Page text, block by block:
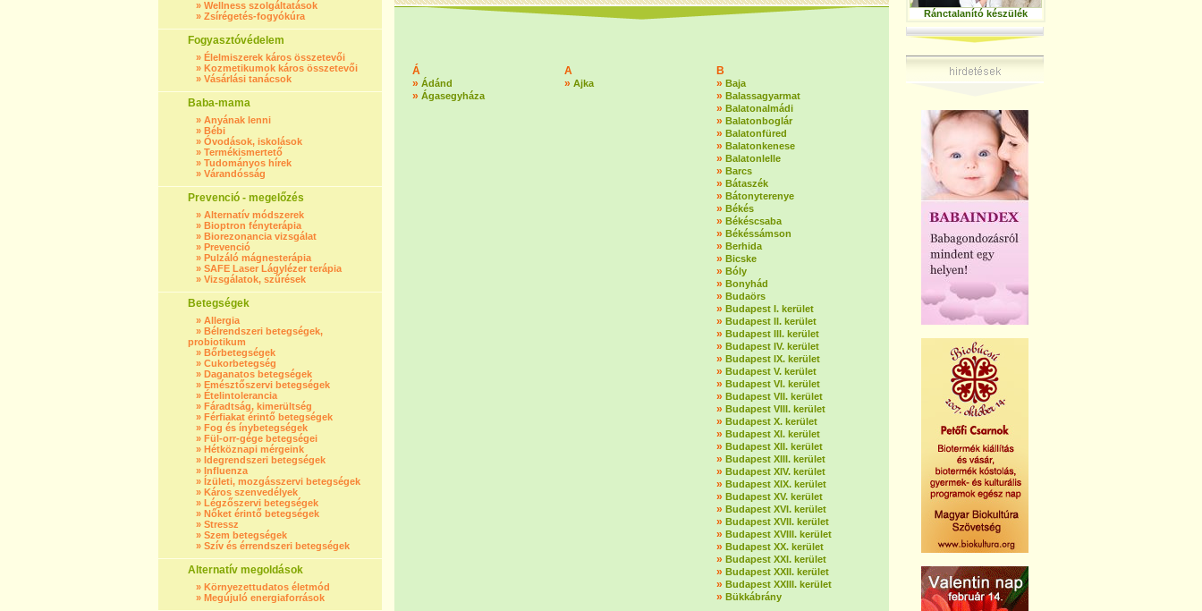
» Wellness szolgáltatások
» Zsírégetés-fogyókúra
Fogyasztóvédelem
» Élelmiszerek káros összetevői
» Kozmetikumok káros összetevői
» Vásárlási tanácsok
Baba-mama
» Anyának lenni
» Bébi
» Óvodások, iskolások
» Termékismertető
» Tudományos hírek
» Várandósság
Prevenció - megelőzés
» Alternatív módszerek
» Bioptron fényterápia
» Biorezonancia vizsgálat
» Prevenció
» Pulzáló mágnesterápia
» SAFE Laser Lágylézer terápia
» Vizsgálatok, szűrések
Betegségek
» Allergia
» Bélrendszeri betegségek,
probiotikum
» Bőrbetegségek
» Cukorbetegség
» Daganatos betegségek
» Emésztőszervi betegségek
» Ételintolerancia
» Fáradtság, kimerültség
» Férfiakat érintő betegségek
» Fog és ínybetegségek
» Fül-orr-gége betegségei
» Hétköznapi mérgeink
» Idegrendszeri betegségek
» Influenza
» Ízületi, mozgásszervi betegségek
» Káros szenvedélyek
» Légzőszervi betegségek
» Nőket érintő betegségek
» Stressz
» Szem betegségek
» Szív és érrendszeri betegségek
Alternatív megoldások
» Környezettudatos életmód
» Megújuló energiaforrások
Á
» Ádánd
» Ágasegyháza
A
» Ajka
B
» Baja
» Balassagyarmat
» Balatonalmádi
» Balatonboglár
» Balatonfüred
» Balatonkenese
» Balatonlelle
» Barcs
» Bátaszék
» Bátonyterenye
» Békés
» Békéscsaba
» Békéssámson
» Berhida
» Bicske
» Bóly
» Bonyhád
» Budaörs
» Budapest I. kerület
» Budapest II. kerület
» Budapest III. kerület
» Budapest IV. kerület
» Budapest IX. kerület
» Budapest V. kerület
» Budapest VI. kerület
» Budapest VII. kerület
» Budapest VIII. kerület
» Budapest X. kerület
» Budapest XI. kerület
» Budapest XII. kerület
» Budapest XIII. kerület
» Budapest XIV. kerület
» Budapest XIX. kerület
» Budapest XV. kerület
» Budapest XVI. kerület
» Budapest XVII. kerület
» Budapest XVIII. kerület
» Budapest XX. kerület
» Budapest XXI. kerület
» Budapest XXII. kerület
» Budapest XXIII. kerület
» Bükkábrány
Ránctalanító készülék